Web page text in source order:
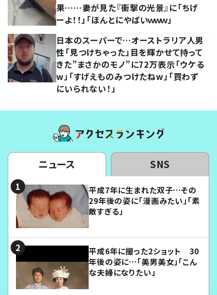
果……妻が見た『衝撃の光景』に「ちげ
ーよ！！」「ほんとにやばいｗｗｗ」
日本のスーパーで…オーストラリア人男
性「見つけちゃった」目を輝かせて持って
きた”まさかのモノ”に72万表示「ウケる
w」「すげえものみつけたねw」「買わず
にいられない！」
ニュース SNS
平成7年に生まれた双子…その
29年後の姿に「漫画みたい」「素
敵すぎる」
平成6年に撮った2ショット 30
年後の姿に…「美男美女」「こん
な夫婦になりたい」